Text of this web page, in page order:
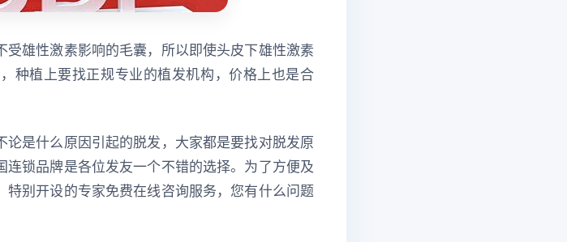
雄性激素影响的毛囊，所以即使头皮下雄性激素
种植上要找正规专业的植发机构，价格上也是合
是什么原因引起的脱发，大家都是要找对脱发原
锁品牌是各位发友一个不错的选择。为了方便及
别开设的专家免费在线咨询服务，您有什么问题